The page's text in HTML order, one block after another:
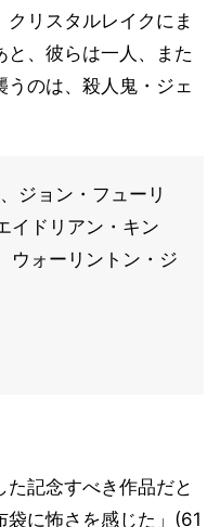
リスタルレイクにま
、彼らは一人、また
のは、殺人鬼・ジェ
ジョン・フューリ
イドリアン・キン
ウォーリントン・ジ
た記念すべき作品だと
に怖さを感じた」(61